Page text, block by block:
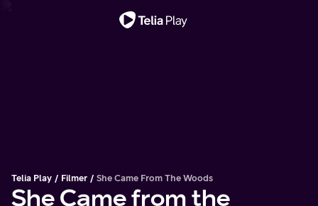
Telia Play Filmer She Came From The Woods
She Came from the